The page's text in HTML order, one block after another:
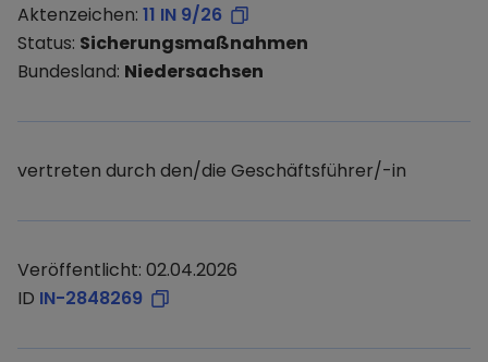
Aktenzeichen: 11 IN 9/26
Status: Sicherungsmaßnahmen
Bundesland: Niedersachsen
vertreten durch den/die Geschäftsführer/-in
Veröffentlicht: 02.04.2026
ID IN-2848269